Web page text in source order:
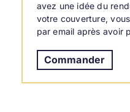
avez une idée du
votre couverture,
par email après avoir
Commander